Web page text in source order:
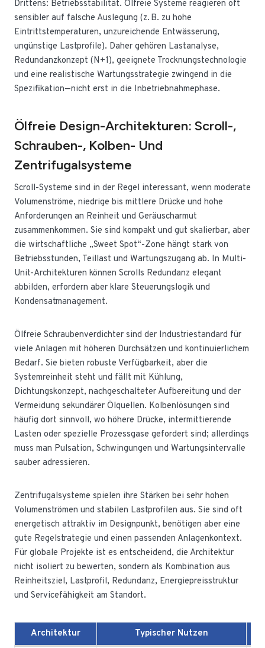
Drittens: Betriebsstabilität. Ölfreie Systeme reagieren oft
sensibler auf falsche Auslegung (z. B. zu hohe
Eintrittstemperaturen, unzureichende Entwässerung,
ungünstige Lastprofile). Daher gehören Lastanalyse,
Redundanzkonzept (N+1), geeignete Trocknungstechnologie
und eine realistische Wartungsstrategie zwingend in die
Spezifikation—nicht erst in die Inbetriebnahmephase.
Ölfreie Design-Architekturen: Scroll-,
Schrauben-, Kolben- Und
Zentrifugalsysteme
Scroll-Systeme sind in der Regel interessant, wenn moderate
Volumenströme, niedrige bis mittlere Drücke und hohe
Anforderungen an Reinheit und Geräuscharmut
zusammenkommen. Sie sind kompakt und gut skalierbar, aber
die wirtschaftliche „Sweet Spot“-Zone hängt stark von
Betriebsstunden, Teillast und Wartungszugang ab. In Multi-
Unit-Architekturen können Scrolls Redundanz elegant
abbilden, erfordern aber klare Steuerungslogik und
Kondensatmanagement.
Ölfreie Schraubenverdichter sind der Industriestandard für
viele Anlagen mit höheren Durchsätzen und kontinuierlichem
Bedarf. Sie bieten robuste Verfügbarkeit, aber die
Systemreinheit steht und fällt mit Kühlung,
Dichtungskonzept, nachgeschalteter Aufbereitung und der
Vermeidung sekundärer Ölquellen. Kolbenlösungen sind
häufig dort sinnvoll, wo höhere Drücke, intermittierende
Lasten oder spezielle Prozessgase gefordert sind; allerdings
muss man Pulsation, Schwingungen und Wartungsintervalle
sauber adressieren.
Zentrifugalsysteme spielen ihre Stärken bei sehr hohen
Volumenströmen und stabilen Lastprofilen aus. Sie sind oft
energetisch attraktiv im Designpunkt, benötigen aber eine
gute Regelstrategie und einen passenden Anlagenkontext.
Für globale Projekte ist es entscheidend, die Architektur
nicht isoliert zu bewerten, sondern als Kombination aus
Reinheitsziel, Lastprofil, Redundanz, Energiepreisstruktur
und Servicefähigkeit am Standort.
Architektur Typischer Nutzen